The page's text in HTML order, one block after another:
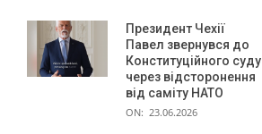
Президент Чехії
Павел звернувся до
Конституційного суду
через відсторонення
від саміту НАТО
ON: 23.06.2026